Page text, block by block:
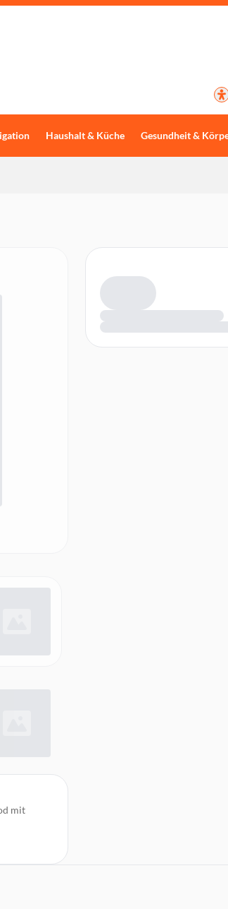
Haushalt & Küche Gesundheit &
mit